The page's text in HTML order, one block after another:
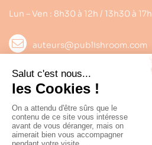
Lun – Ven : 8h30 à 12h / 13h30 à 17h
auteurs@publishroom.com
Informations
Suivez nous